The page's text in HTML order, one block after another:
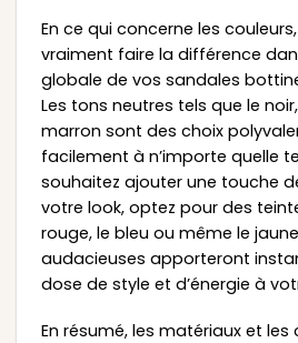
En ce qui concerne les
vraiment faire la différence
globale de vos sandales
Les tons neutres tels que le
marron sont des choix
facilement à n’importe quelle
souhaitez ajouter une touche
votre look, optez pour des
rouge, le bleu ou même le
audacieuses apporteront
dose de style et d’énergie à
En résumé, les matériaux et